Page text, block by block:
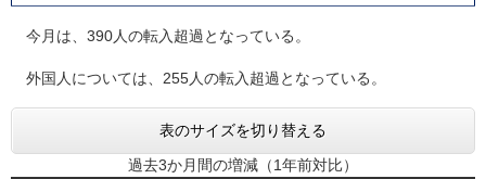
今月は、390人の転入超過となっている。
外国人については、255人の転入超過となっている。
表のサイズを切り替える
過去3か月間の増減（1年前対比）